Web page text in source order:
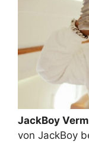
JackBoy
von JackBoy